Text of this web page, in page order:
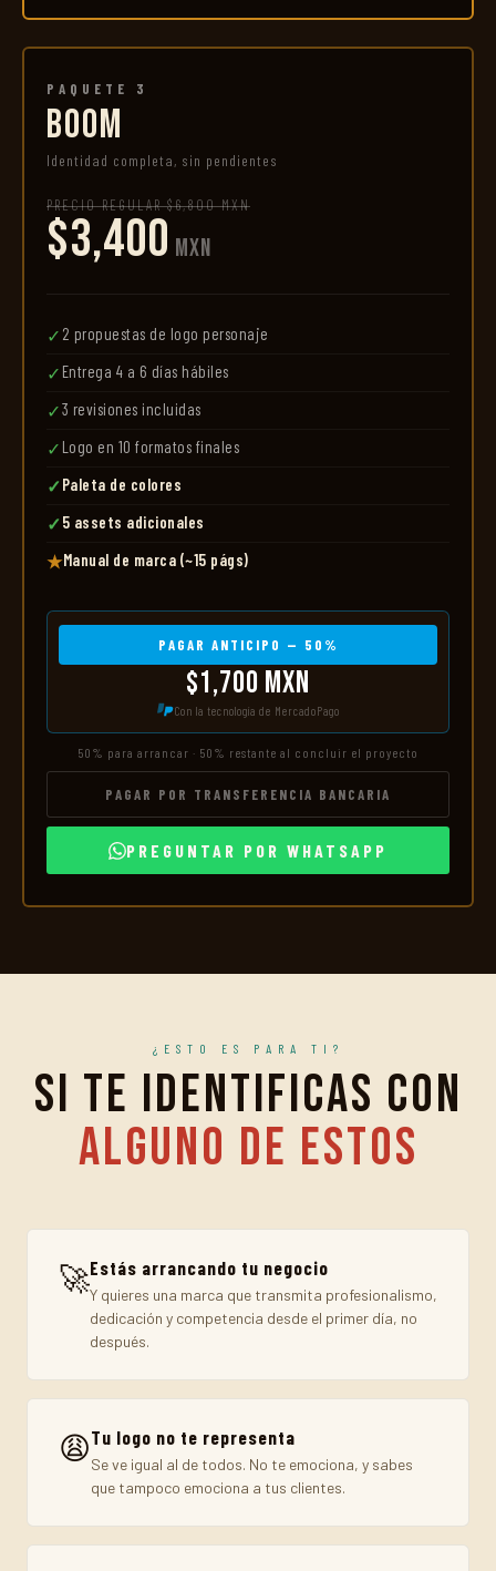
PAQUETE 3
BOOM
Identidad completa, sin pendientes
PRECIO REGULAR $6,800 MXN
$3,400 MXN
✓ 2 propuestas de logo personaje
✓ Entrega 4 a 6 días hábiles
✓3 revisiones incluidas
✓ Logo en 10 formatos finales
✓Paleta de colores
✓5 assets adicionales
★Manual de marca (~15 págs)
PAGAR ANTICIPO — 50%
$1,700 MXN
Con la tecnología de MercadoPago
50% para arrancar · 50% restante al concluir el proyecto
PAGAR POR TRANSFERENCIA BANCARIA
PREGUNTAR POR WHATSAPP
¿ESTO ES PARA TI?
Si te identificas con
alguno de estos
🚀Estás arrancando tu negocio
Y quieres una marca que transmita profesionalismo,
dedicación y competencia desde el primer día, no
después.
😩Tu logo no te representa
Se ve igual al de todos. No te emociona, y sabes
que tampoco emociona a tus clientes.